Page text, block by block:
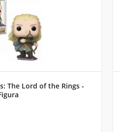
The Lord of the Rings -